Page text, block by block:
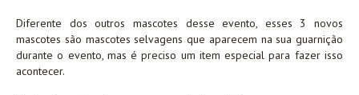
Diferente dos outros mascotes desse evento, esses 3 novos
mascotes são mascotes selvagens que aparecem na sua guarnição
durante o evento, mas é preciso um item especial para fazer isso
acontecer.